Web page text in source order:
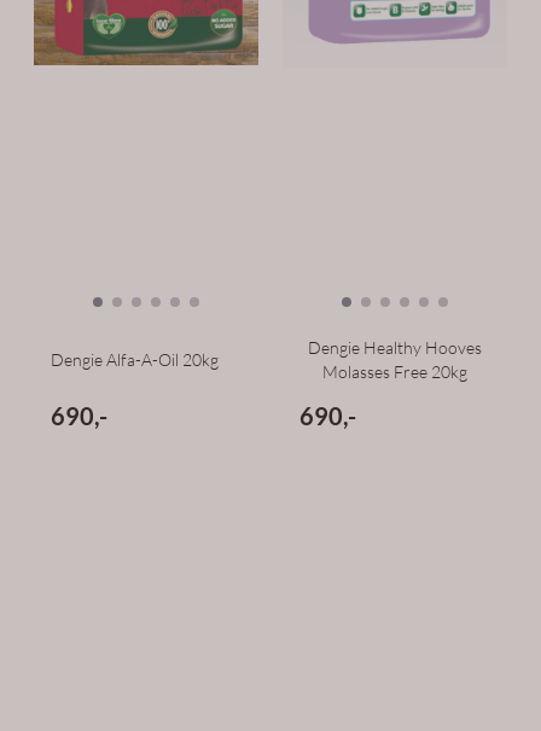
Dengie Alfa-A-Oil 20kg
690,-
Dengie Healthy Hooves
Molasses Free 20kg
690,-